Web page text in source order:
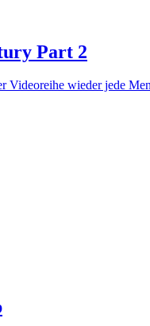
Part 2
wieder jede